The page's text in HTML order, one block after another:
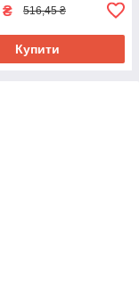
₴ 516,45 ₴
Купити